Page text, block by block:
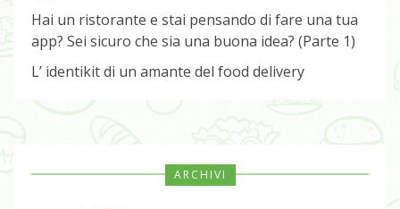
Hai un ristorante e stai pensando di fare una tua
app? Sei sicuro che sia una buona idea? (Parte 1)
L’ identikit di un amante del food delivery
ARCHIVI